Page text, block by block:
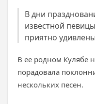
В дни
известной
приятно
В ее родном Кулябе
порадовала
нескольких песен.